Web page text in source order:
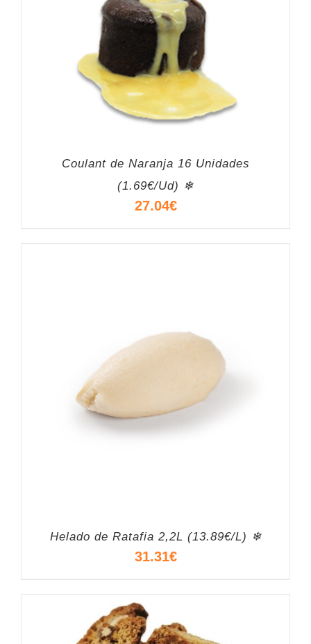
Coulant de Naranja 16 Unidades
(1.69€/Ud) ❄
27.04€
Helado de Ratafia 2,2L (13.89€/L) ❄
31.31€